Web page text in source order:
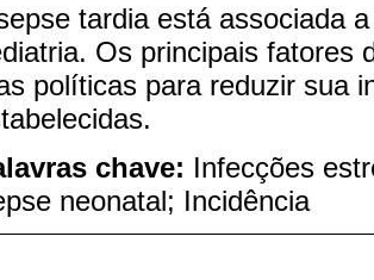
tardia está associada
Os principais fatores
políticas para reduzir sua
chave: Infecções
neonatal; Incidência